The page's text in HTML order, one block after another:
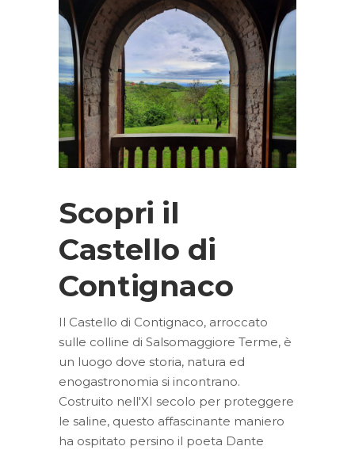
Scopri il
Castello di
Contignaco
Il Castello di Contignaco, arroccato
sulle colline di Salsomaggiore Terme, è
un luogo dove storia, natura ed
enogastronomia si incontrano.
Costruito nell'XI secolo per proteggere
le saline, questo affascinante maniero
ha ospitato persino il poeta Dante